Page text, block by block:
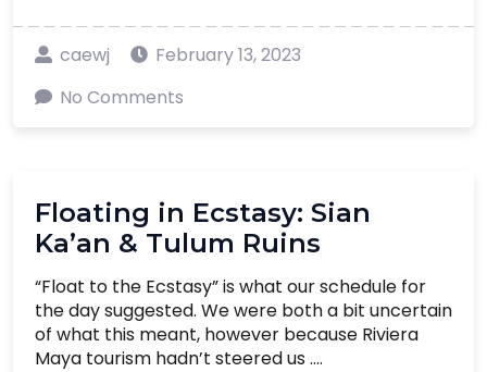
caewj
February 13, 2023
No Comments
Floating in Ecstasy: Sian
Ka’an & Tulum Ruins
“Float to the Ecstasy” is what our schedule for
the day suggested. We were both a bit uncertain
of what this meant, however because Riviera
Maya tourism hadn’t steered us ....